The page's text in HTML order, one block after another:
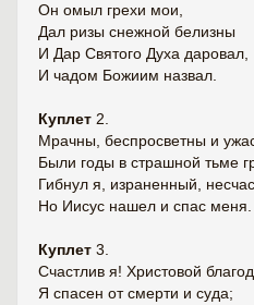
Он омыл грехи мои,
Дал ризы снежной белизны
И Дар Святого Духа даровал,
И чадом Божиим назвал.
Куплет 2.
Мрачны, беспросветны и
Были годы в страшной тьме
Гибнул я, израненный,
Но Иисус нашел и спас меня.
Куплет 3.
Счастлив я! Христовой
Я спасен от смерти и суда;